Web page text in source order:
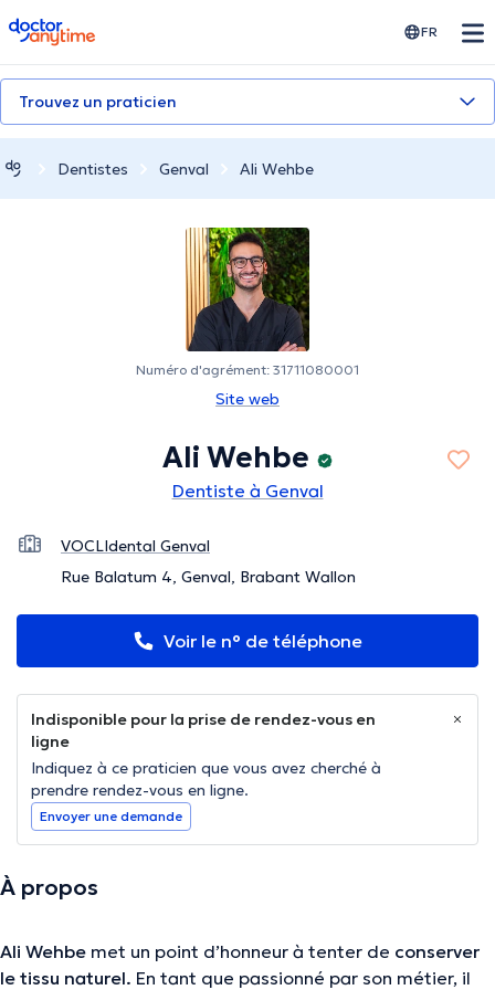
doctoranytime FR
Trouvez un praticien
Dentistes Genval Ali Wehbe
Numéro d'agrément: 31711080001
Site web
Ali Wehbe
Dentiste à Genval
VOCLIdental Genval
Rue Balatum 4, Genval, Brabant Wallon
Voir le n° de téléphone
Indisponible pour la prise de rendez-vous en
ligne
Indiquez à ce praticien que vous avez cherché à
prendre rendez-vous en ligne.
Envoyer une demande
À propos
Ali Wehbe met un point d’honneur à tenter de conserver
le tissu naturel. En tant que passionné par son métier, il